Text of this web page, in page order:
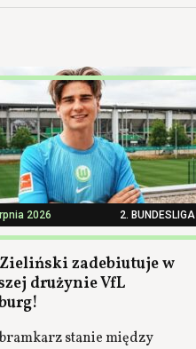
2026 2. BUNDESLIGA
zadebiutuje w
drużynie VfL
stanie między